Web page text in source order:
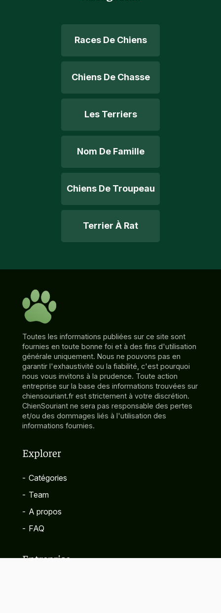
Races De Chiens
Chiens De Chasse
Les Terriers
Nom De Famille
Chiens De Troupeau
Terrier À Rat
Toutes les informations publiées sur ce site sont
fournies en toute bonne foi et à des fins d'utilisation
générale uniquement. Nous ne pouvons pas en
garantir l'exhaustivité ou la fiabilité, c'est pourquoi
nous vous invitons à la prudence. Toute action
entreprise sur la base des informations trouvées sur
chiensouriant.fr est strictement à votre discrétion.
ChienSouriant ne sera pas responsable des pertes
et/ou des dommages liés à l'utilisation des
informations fournies.
Explorer
- Catégories
- Team
- A propos
- FAQ
Entreprise